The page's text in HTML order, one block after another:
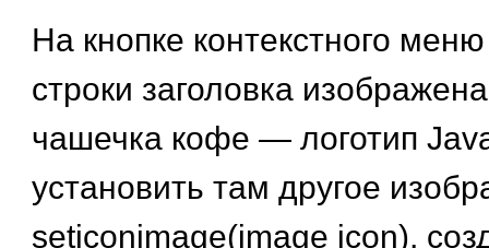
На кнопке контекстного
строки заголовка
чашечка кофе — логотип
установить там другое
seticonimage(image icon),